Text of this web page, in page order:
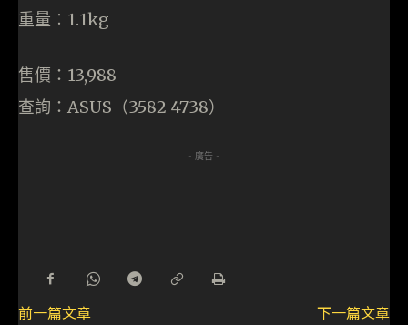
重量︰1.1kg
售價：13,988
查詢：ASUS（3582 4738）
- 廣告 -
前一篇文章
下一篇文章